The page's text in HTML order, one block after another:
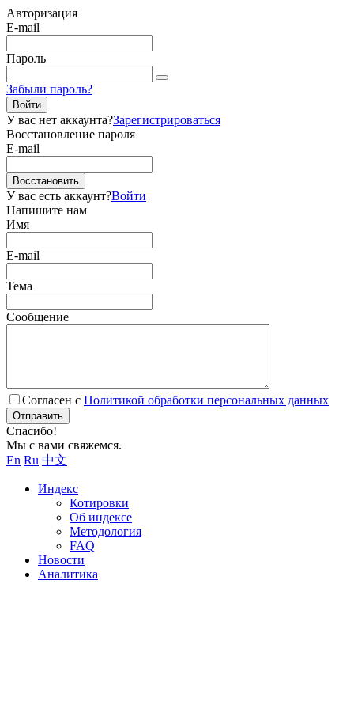
Авторизация
E-mail
Пароль
Забыли пароль?
Войти
У вас нет аккаунта?Зарегистрироваться
Восстановление пароля
E-mail
Восстановить
У вас есть аккаунт?Войти
Напишите нам
Имя
E-mail
Тема
Сообщение
Согласен с Политикой обработки персональных данных
Отправить
Спасибо!
Мы с вами свяжемся.
En Ru 中文
Индекс
Котировки
Об индексе
Методология
FAQ
Новости
Аналитика